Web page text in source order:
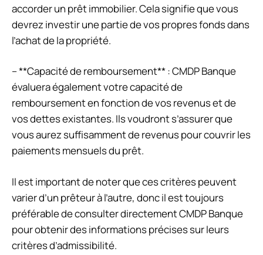
accorder un prêt immobilier. Cela signifie que vous
devrez investir une partie de vos propres fonds dans
l’achat de la propriété.
– **Capacité de remboursement** : CMDP Banque
évaluera également votre capacité de
remboursement en fonction de vos revenus et de
vos dettes existantes. Ils voudront s’assurer que
vous aurez suffisamment de revenus pour couvrir les
paiements mensuels du prêt.
Il est important de noter que ces critères peuvent
varier d’un prêteur à l’autre, donc il est toujours
préférable de consulter directement CMDP Banque
pour obtenir des informations précises sur leurs
critères d’admissibilité.